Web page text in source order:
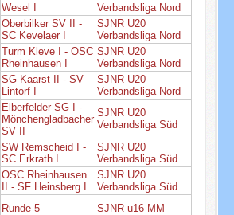
Wesel I
Verbandsliga Nord
Oberbilker SV II -
SC Kevelaer I
SJNR U20
Verbandsliga Nord
Turm Kleve I - OSC
Rheinhausen I
SJNR U20
Verbandsliga Nord
SG Kaarst II - SV
Lintorf I
SJNR U20
Verbandsliga Nord
Elberfelder SG I -
Mönchengladbacher
SV II
SJNR U20
Verbandsliga Süd
SW Remscheid I -
SC Erkrath I
SJNR U20
Verbandsliga Süd
OSC Rheinhausen
II - SF Heinsberg I
SJNR U20
Verbandsliga Süd
Runde 5
SJNR u16 MM